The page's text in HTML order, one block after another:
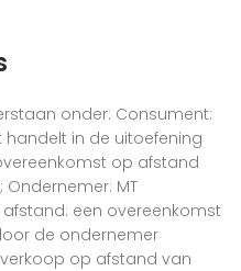
onder: Consument:
in de uitoefening
op afstand
MT
een overeenkomst
de ondernemer
op afstand van